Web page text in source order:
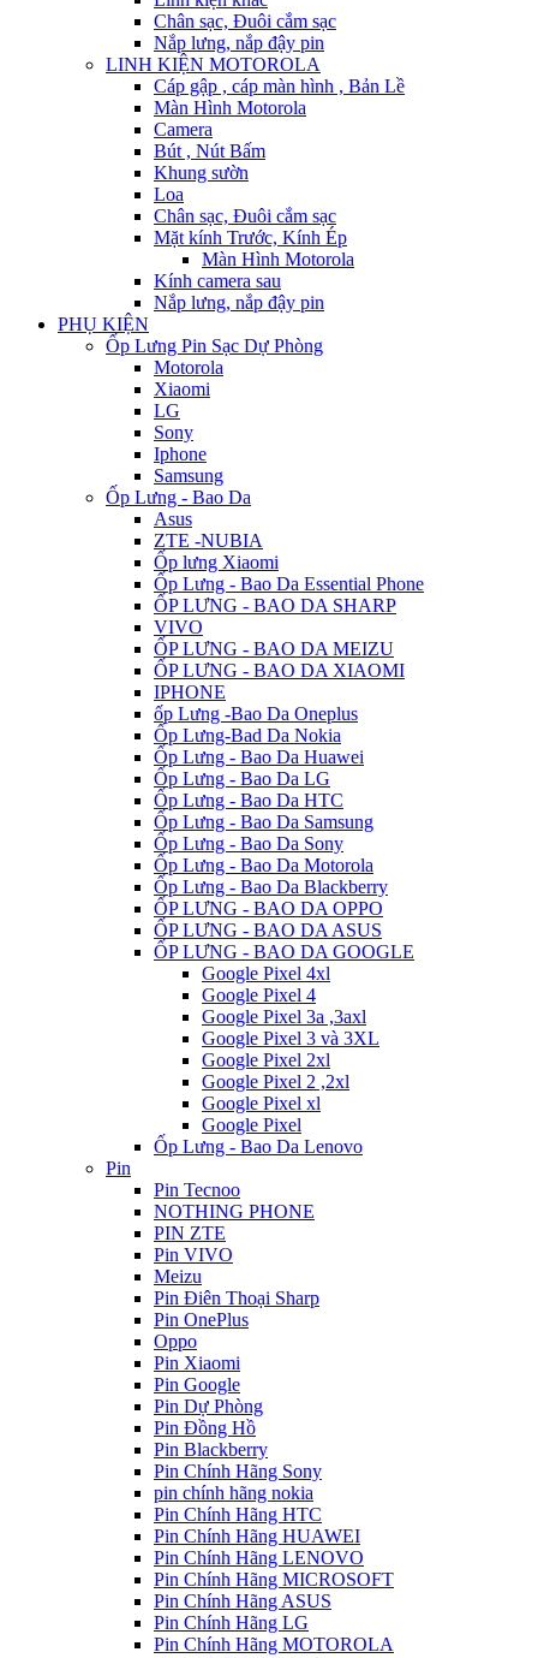
Chân sạc, Đuôi cắm sạc
Nắp lưng, nắp đậy pin
LINH KIỆN MOTOROLA
Cáp gập , cáp màn hình , Bản Lề
Màn Hình Motorola
Camera
Bút , Nút Bấm
Khung sườn
Loa
Chân sạc, Đuôi cắm sạc
Mặt kính Trước, Kính Ép
Màn Hình Motorola
Kính camera sau
Nắp lưng, nắp đậy pin
PHỤ KIỆN
Ốp Lưng Pin Sạc Dự Phòng
Motorola
Xiaomi
LG
Sony
Iphone
Samsung
Ốp Lưng - Bao Da
Asus
ZTE -NUBIA
Ốp lưng Xiaomi
Ốp Lưng - Bao Da Essential Phone
ỐP LƯNG - BAO DA SHARP
VIVO
ỐP LƯNG - BAO DA MEIZU
ỐP LƯNG - BAO DA XIAOMI
IPHONE
ốp Lưng -Bao Da Oneplus
Ốp Lưng-Bad Da Nokia
Ốp Lưng - Bao Da Huawei
Ốp Lưng - Bao Da LG
Ốp Lưng - Bao Da HTC
Ốp Lưng - Bao Da Samsung
Ốp Lưng - Bao Da Sony
Ốp Lưng - Bao Da Motorola
Ốp Lưng - Bao Da Blackberry
ỐP LƯNG - BAO DA OPPO
ỐP LƯNG - BAO DA ASUS
ỐP LƯNG - BAO DA GOOGLE
Google Pixel 4xl
Google Pixel 4
Google Pixel 3a ,3axl
Google Pixel 3 và 3XL
Google Pixel 2xl
Google Pixel 2 ,2xl
Google Pixel xl
Google Pixel
Ốp Lưng - Bao Da Lenovo
Pin
Pin Tecnoo
NOTHING PHONE
PIN ZTE
Pin VIVO
Meizu
Pin Điên Thoại Sharp
Pin OnePlus
Oppo
Pin Xiaomi
Pin Google
Pin Dự Phòng
Pin Đồng Hồ
Pin Blackberry
Pin Chính Hãng Sony
pin chính hãng nokia
Pin Chính Hãng HTC
Pin Chính Hãng HUAWEI
Pin Chính Hãng LENOVO
Pin Chính Hãng MICROSOFT
Pin Chính Hãng ASUS
Pin Chính Hãng LG
Pin Chính Hãng MOTOROLA